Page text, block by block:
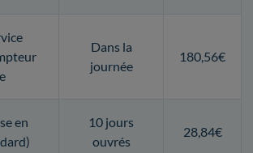
Dans la
journée
180,56€
en
10 jours
ouvrés
28,84€